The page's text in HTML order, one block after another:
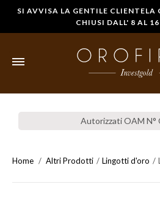
SI AVVISA LA GENTILE CLIENTELA
CHIUSI DALL' 8 AL
D'ORO
STERLINE IN
Autorizzati OAM N°
Home Altri Prodotti Lingotti d'oro